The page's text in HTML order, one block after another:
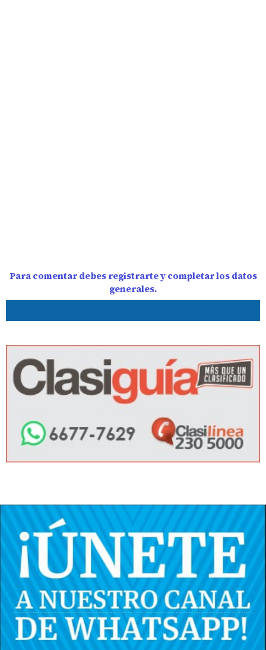
Para comentar debes registrarte y completar los datos
generales.